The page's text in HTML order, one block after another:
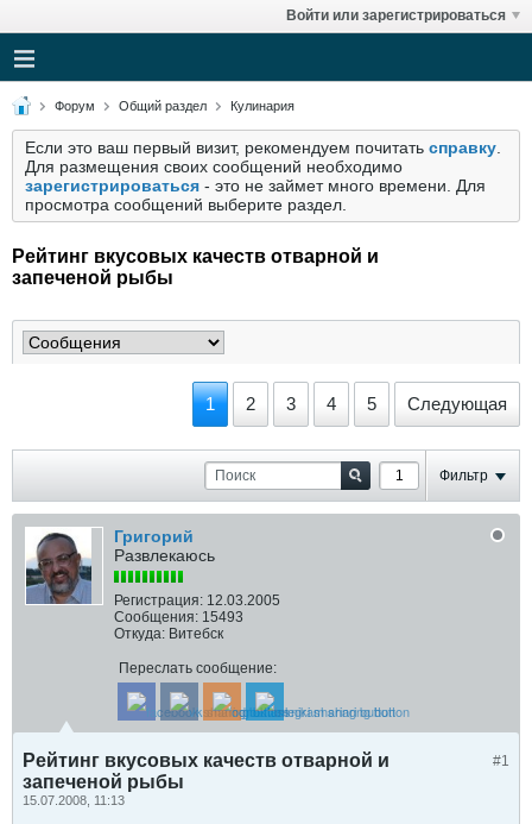
Войти или зарегистрироваться
Форум Общий раздел Кулинария
Если это ваш первый визит, рекомендуем почитать справку
Для размещения своих сообщений необходимо
зарегистрироваться - это не займет много времени. Для
просмотра сообщений выберите раздел.
Рейтинг вкусовых качеств отварной и
запеченой рыбы
1 2 3 4 5 Следующая
Фильтр
Григорий
Развлекаюсь
Регистрация: 12.03.2005
Сообщения: 15493
Откуда: Витебск
Переслать сообщение:
#1
Рейтинг вкусовых качеств отварной и
запеченой рыбы
15.07.2008, 11:13